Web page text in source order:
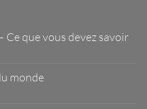
que vous devez savoir
monde